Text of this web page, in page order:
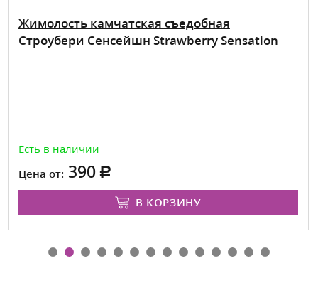
Жимолость камчатская съедобная
Строубери Сенсейшн Strawberry Sensation
Есть в наличии
Цена от: 390
В КОРЗИНУ